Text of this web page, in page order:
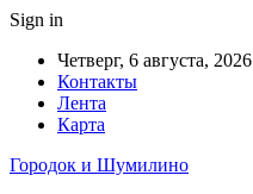
Sign in
Четверг, 6 августа, 2026
Контакты
Лента
Карта
Городок и Шумилино